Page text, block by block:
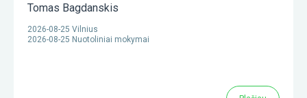
Tomas Bagdanskis
2026-08-25 Vilnius
2026-08-25 Nuotoliniai mokymai